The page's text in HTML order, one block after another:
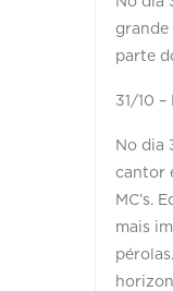
grande
parte
31/10 –
No dia
cantor
MC’s.
mais